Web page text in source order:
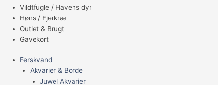
Vildtfugle / Havens dyr
Høns / Fjerkræ
Outlet & Brugt
Gavekort
Ferskvand
Akvarier & Borde
Juwel Akvarier